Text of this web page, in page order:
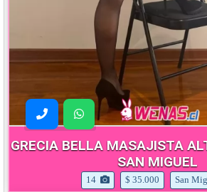
GRECIA BELLA MASAJISTA
SAN MIGUEL
14 $ 35.000 San